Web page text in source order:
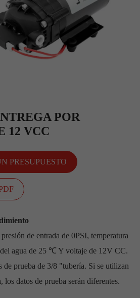
POR
12 VCC
PRESUPUESTO
de entrada de 0PSI, temperatura
agua de 25 ℃ Y voltaje de 12V CC.
de prueba de 3/8 "tubería. Si se utilizan
los datos de prueba serán diferentes.